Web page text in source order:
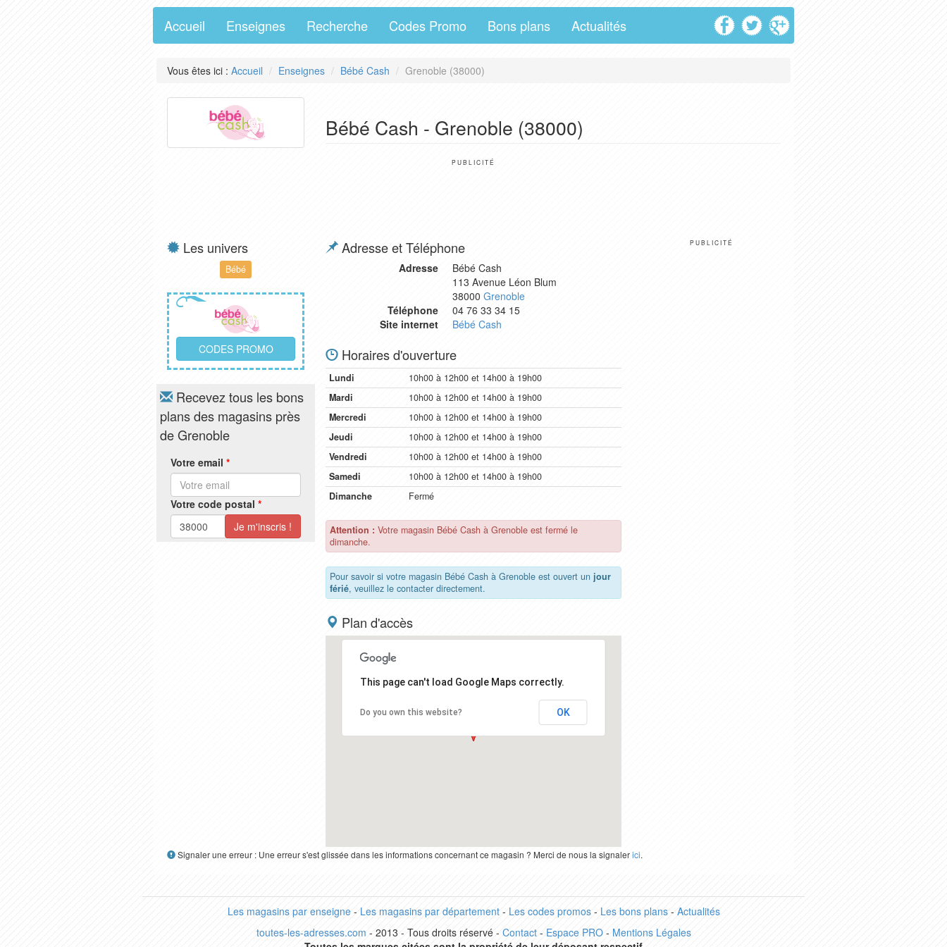
Accueil Enseignes Recherche Codes Promo Bons plans Actualités
Vous êtes ici : Accueil Enseignes Bébé Cash Grenoble (38000)
Bébé Cash - Grenoble (38000)
PUBLICITÉ
Les univers
Bébé
CODES PROMO
Recevez tous les bons
plans des magasins près
de Grenoble
Votre email *
Votre code postal *
Adresse et Téléphone
Adresse
Bébé Cash
113 Avenue Léon Blum
38000 Grenoble
Téléphone
04 76 33 34 15
Site internet
Bébé Cash
Horaires d'ouverture
Lundi
10h00 à 12h00 et 14h00 à 19h00
Mardi
10h00 à 12h00 et 14h00 à 19h00
Mercredi
10h00 à 12h00 et 14h00 à 19h00
Jeudi
10h00 à 12h00 et 14h00 à 19h00
Vendredi
10h00 à 12h00 et 14h00 à 19h00
Samedi
10h00 à 12h00 et 14h00 à 19h00
Dimanche
Fermé
Attention : Votre magasin Bébé Cash à Grenoble est fermé le
dimanche.
Pour savoir si votre magasin Bébé Cash à Grenoble est ouvert un jour
férié, veuillez le contacter directement.
Plan d'accès
This page can't load Google Maps correctly.
Do you own this website? OK
PUBLICITÉ
Signaler une erreur : Une erreur s'est glissée dans les informations concernant ce magasin ? Merci de nous la signalerici.
Les magasins par enseigne- Les magasins par département- Les codes promos- Les bons plans- Actualités
toutes-les-adresses.com - 2013 - Tous droits réservé - Contact- Espace PRO- Mentions Légales